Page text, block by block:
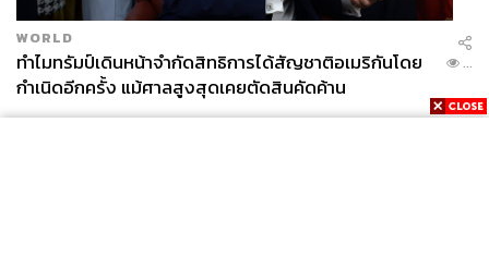
WORLD
ทำไมทรัมป์เดินหน้าจำกัดสิทธิการได้สัญชาติอเมริกันโดย
กำเนิดอีกครั้ง แม้ศาลสูงสุดเคยตัดสินคัดค้าน
...